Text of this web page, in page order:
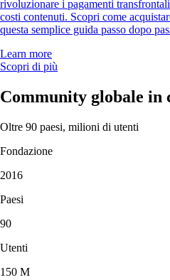
rivoluzionare i pagamenti
costi contenuti. Scopri come
questa semplice guida passo dopo
Learn more
Scopri di più
Community globale in
Oltre 90 paesi, milioni di utenti
Fondazione
2016
Paesi
90
Utenti
150 M